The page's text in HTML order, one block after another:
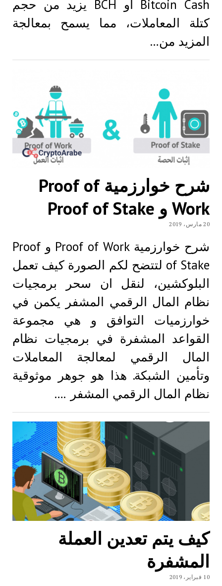
Bitcoin Cash او BCH يزيد من حجم
كتلة المعاملات، مما يسمح بمعالجة
المزيد من…
شرح خوارزمية Proof of
Work و Proof of Stake
20 مارس، 2019
شرح خوارزمية Proof of Work و Proof
of Stake لتتضح لكم الصورة كيف تعمل
البلوكشين، لنقل ان سحر برمجيات
نظام المال الرقمي المشفر يكمن في
خوارزميات التوافق و هي مجموعة
القواعد المشفرة في برمجيات نظام
المال الرقمي لمعالجة المعاملات
وتأمين الشبكة. هذا هو جوهر موثوقية
نظام المال الرقمي المشفر .…
كيف يتم تعدين العملة
المشفرة
10 فبراير، 2019